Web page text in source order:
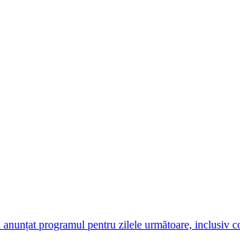
programul pentru zilele următoare, inclusiv